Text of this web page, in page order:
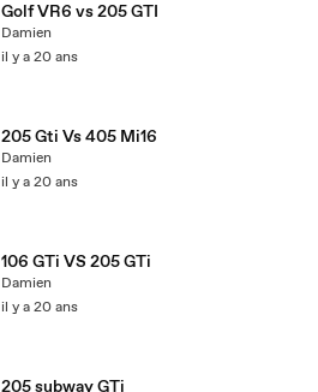
Golf VR6 vs 205 GTI
Damien
il y a 20 ans
205 Gti Vs 405 Mi16
Damien
il y a 20 ans
106 GTi VS 205 GTi
Damien
il y a 20 ans
205 subway GTi